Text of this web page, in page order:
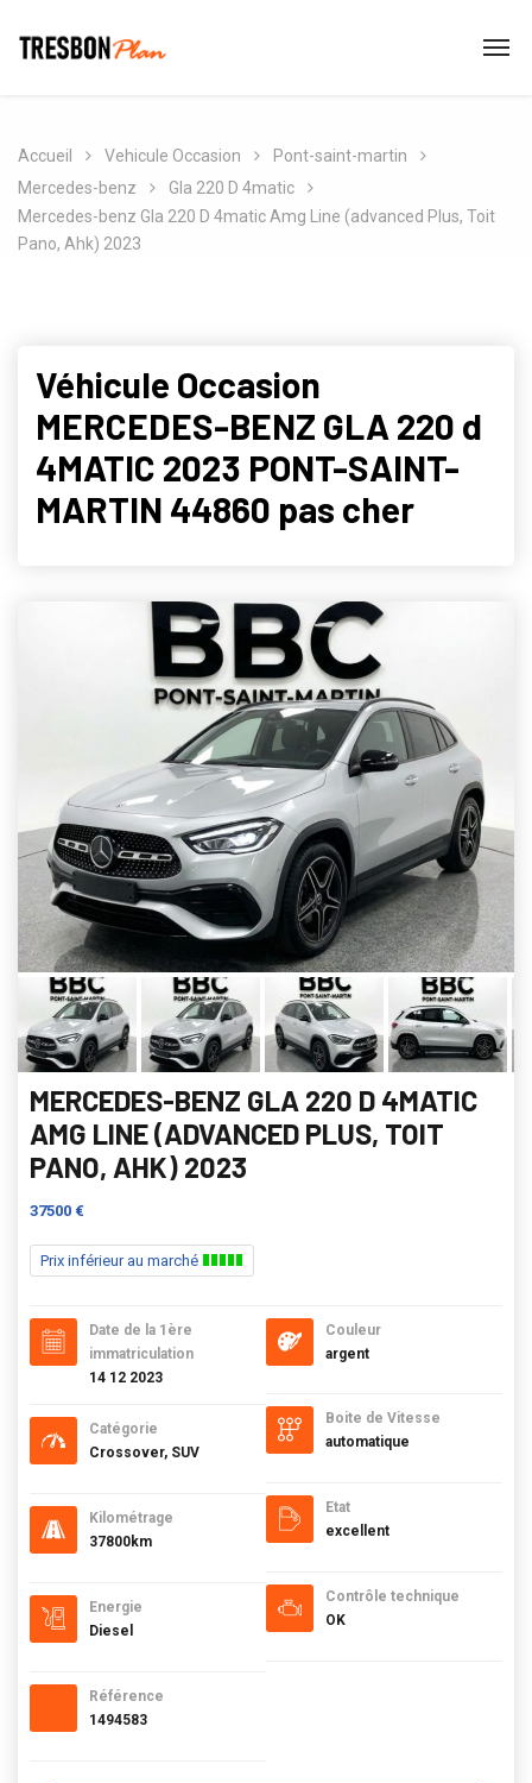
Accueil Vehicule Occasion
Pont-saint-martin
Mercedes-benz
Gla 220 D 4matic
Mercedes-benz Gla 220 D 4matic Amg Line (advanced Plus, Toit
Pano, Ahk) 2023
Véhicule Occasion
MERCEDES-BENZ GLA 220 d
4MATIC 2023 PONT-SAINT-
MARTIN 44860 pas cher
MERCEDES-BENZ GLA 220 D 4MATIC
AMG LINE (ADVANCED PLUS, TOIT
PANO, AHK) 2023
37500 €
Prix inférieur au marché
Date de la 1ère
immatriculation
14 12 2023
Catégorie
Crossover, SUV
Kilométrage
37800km
Energie
Diesel
Référence
1494583
Couleur
argent
Boite de Vitesse
automatique
Etat
excellent
Contrôle technique
OK